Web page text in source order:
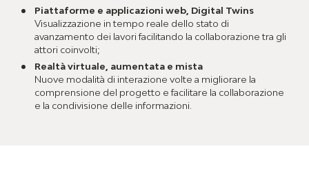
Piattaforme e applicazioni web, Digital Twins
Visualizzazione in tempo reale dello stato di
avanzamento dei lavori facilitando la collaborazione tra gli
attori coinvolti;
Realtà virtuale, aumentata e mista
Nuove modalità di interazione volte a migliorare la
comprensione del progetto e facilitare la collaborazione
e la condivisione delle informazioni.